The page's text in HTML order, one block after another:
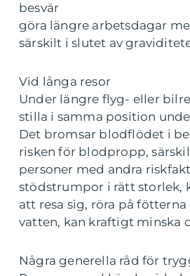
besvär
göra längre arbetsdagar
särskilt i slutet av
Vid långa resor
Under längre flyg- eller
stilla i samma position
Det bromsar blodflödet i
risken för blodpropp,
personer med andra
stödstrumpor i rätt storlek,
att resa sig, röra på
vatten, kan kraftigt minska
Några generella råd för